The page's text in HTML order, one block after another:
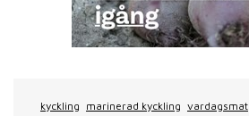
kyckling marinerad kyckling vardagsmat